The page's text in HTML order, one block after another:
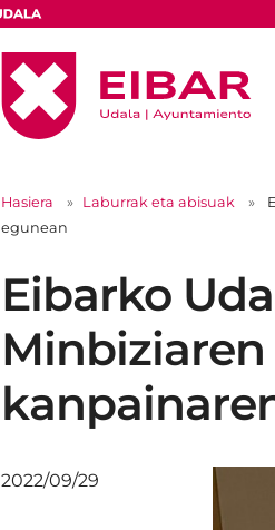
Hasiera Laburrak eta abisuak
egunean
Eibarko
2022/09/29